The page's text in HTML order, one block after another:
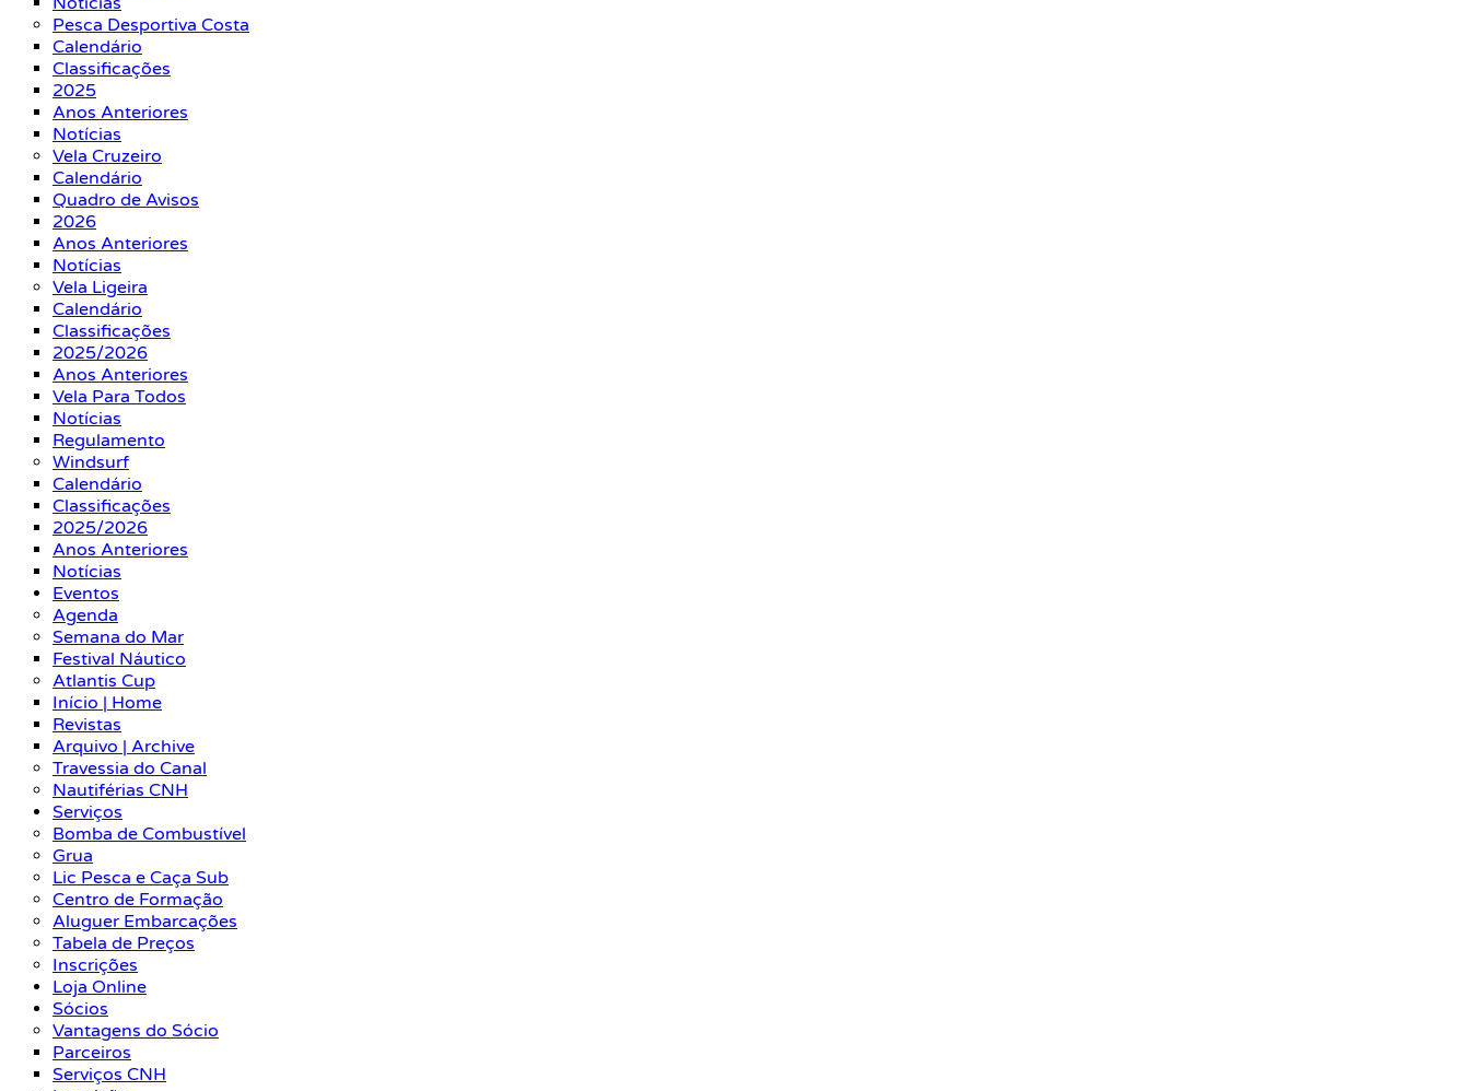
Pesca Desportiva Costa
Calendário
Classificações
2025
Anos Anteriores
Notícias
Vela Cruzeiro
Calendário
Quadro de Avisos
2026
Anos Anteriores
Notícias
Vela Ligeira
Calendário
Classificações
2025/2026
Anos Anteriores
Vela Para Todos
Notícias
Regulamento
Windsurf
Calendário
Classificações
2025/2026
Anos Anteriores
Notícias
Eventos
Agenda
Semana do Mar
Festival Náutico
Atlantis Cup
Início | Home
Revistas
Arquivo | Archive
Travessia do Canal
Nautiférias CNH
Serviços
Bomba de Combustível
Grua
Lic Pesca e Caça Sub
Centro de Formação
Aluguer Embarcações
Tabela de Preços
Inscrições
Loja Online
Sócios
Vantagens do Sócio
Parceiros
Serviços CNH